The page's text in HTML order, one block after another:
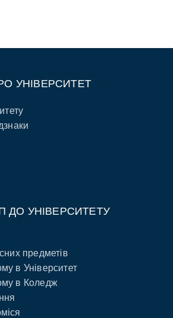
УНІВЕРСИТЕТ
ДО УНІВЕРСИТЕТУ
предметів
в Університет
в Коледж